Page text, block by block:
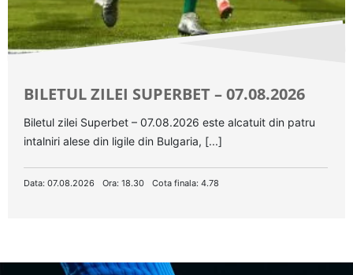
BILETUL ZILEI SUPERBET – 07.08.2026
Biletul zilei Superbet – 07.08.2026 este alcatuit din patru
intalniri alese din ligile din Bulgaria, [...]
Data: 07.08.2026 Ora: 18.30 Cota finala: 4.78